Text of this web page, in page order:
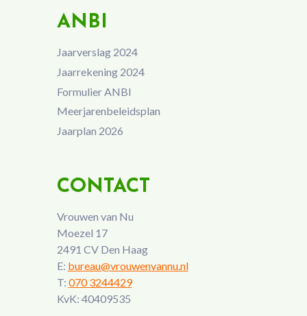
ANBI
Jaarverslag 2024
Jaarrekening 2024
Formulier ANBI
Meerjarenbeleidsplan
Jaarplan 2026
CONTACT
Vrouwen van Nu
Moezel 17
2491 CV Den Haag
E: bureau@vrouwenvannu.nl
T: 070 3244429
KvK: 40409535